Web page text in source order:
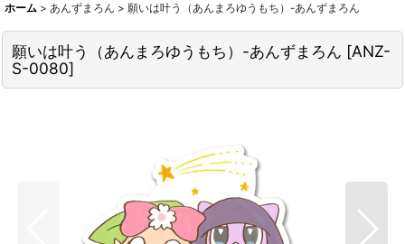
ホーム > あんずまろん > 願いは叶う（あんまろゆうもち）-あんずまろん
願いは叶う（あんまろゆうもち）-あんずまろん [ANZ-
S-0080]